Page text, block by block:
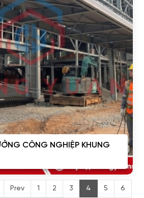
CÔNG NGHIỆP KHUNG
Prev 1 2 3 4 5 6